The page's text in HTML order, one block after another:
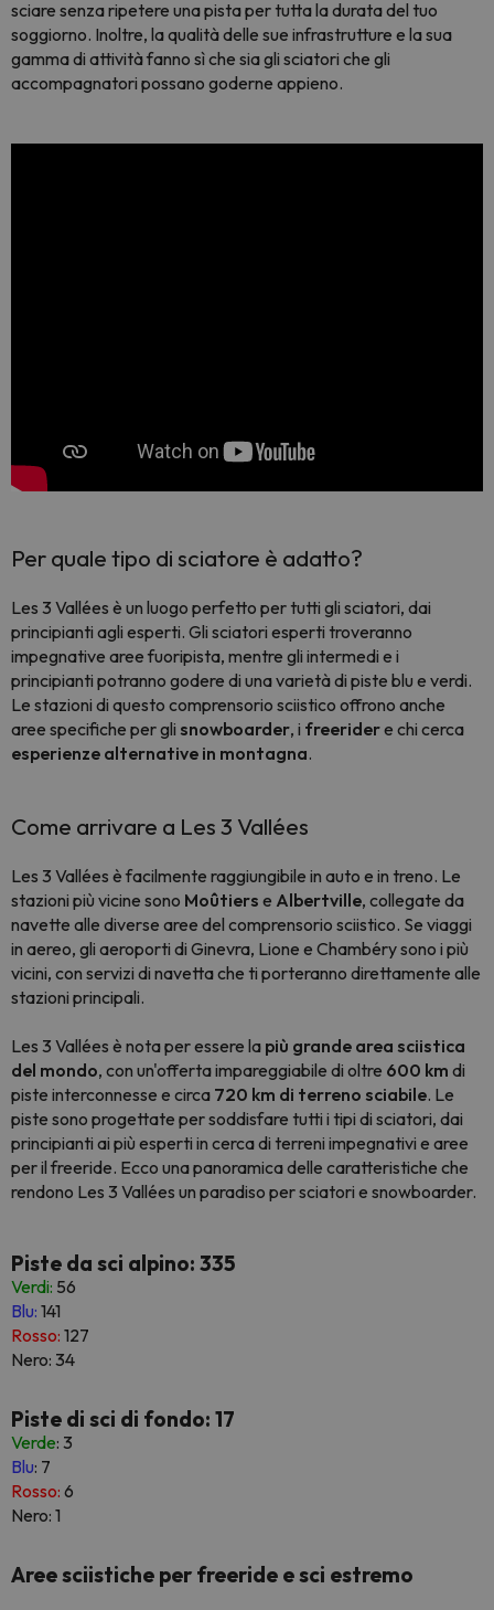
sciare senza ripetere una pista per tutta la durata del tuo
soggiorno. Inoltre, la qualità delle sue infrastrutture e la sua
gamma di attività fanno sì che sia gli sciatori che gli
accompagnatori possano goderne appieno.
Per quale tipo di sciatore è adatto?
Les 3 Vallées è un luogo perfetto per tutti gli sciatori, dai
principianti agli esperti. Gli sciatori esperti troveranno
impegnative aree fuoripista, mentre gli intermedi e i
principianti potranno godere di una varietà di piste blu e verdi.
Le stazioni di questo comprensorio sciistico offrono anche
aree specifiche per gli snowboarder, i freeridere chi cerca
esperienze alternative in montagna.
Come arrivare a Les 3 Vallées
Les 3 Vallées è facilmente raggiungibile in auto e in treno. Le
stazioni più vicine sono Moûtiers e Albertville, collegate da
navette alle diverse aree del comprensorio sciistico. Se viaggi
in aereo, gli aeroporti di Ginevra, Lione e Chambéry sono i più
vicini, con servizi di navetta che ti porteranno direttamente alle
stazioni principali.
Les 3 Vallées è nota per essere la più grande area sciistica
del mondo, con un'offerta impareggiabile di oltre 600 km di
piste interconnesse e circa 720 km di terreno sciabile. Le
piste sono progettate per soddisfare tutti i tipi di sciatori, dai
principianti ai più esperti in cerca di terreni impegnativi e aree
per il freeride. Ecco una panoramica delle caratteristiche che
rendono Les 3 Vallées un paradiso per sciatori e snowboarder.
Piste da sci alpino: 335
Verdi: 56
Blu: 141
Rosso: 127
Nero: 34
Piste di sci di fondo: 17
Verde: 3
Blu: 7
Rosso: 6
Nero: 1
Aree sciistiche per freeride e sci estremo